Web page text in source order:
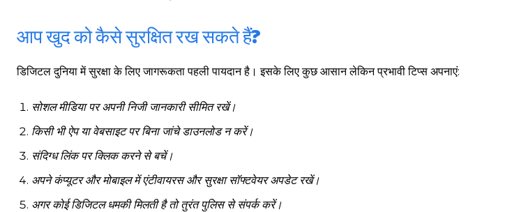
गुरुग्राम साइबर पुलिस ने बीते छह महीने में 18 बैंक कर्मचारियों को किया गिरफ्तार
इन लोगों ने लालच में आकर बैंक खाते खोलकर साइबर ठगों को उपलब्ध कराए
आप खुद को कैसे सुरक्षित रख सकते हैं?
डिजिटल दुनिया में सुरक्षा के लिए जागरूकता पहली पायदान है। इसके लिए कुछ आसान लेकिन प्रभावी टिप्स अपनाएं:
सोशल मीडिया पर अपनी निजी जानकारी सीमित रखें।
किसी भी ऐप या वेबसाइट पर बिना जांचे डाउनलोड न करें।
संदिग्ध लिंक पर क्लिक करने से बचें।
अपने कंप्यूटर और मोबाइल में एंटीवायरस और सुरक्षा सॉफ्टवेयर अपडेट रखें।
अगर कोई डिजिटल धमकी मिलती है तो तुरंत पुलिस से संपर्क करें।